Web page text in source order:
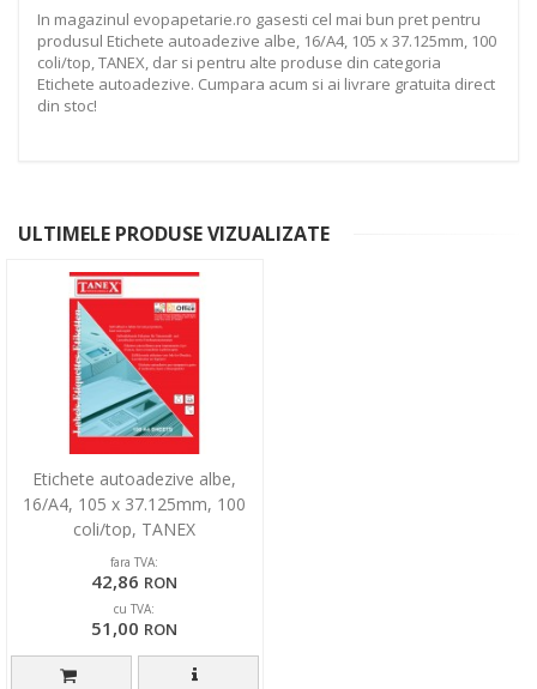
In magazinul evopapetarie.ro gasesti cel mai bun pret pentru
produsul Etichete autoadezive albe, 16/A4, 105 x 37.125mm, 100
coli/top, TANEX, dar si pentru alte produse din categoria
Etichete autoadezive. Cumpara acum si ai livrare gratuita direct
din stoc!
ULTIMELE PRODUSE VIZUALIZATE
Etichete autoadezive albe,
16/A4, 105 x 37.125mm, 100
coli/top, TANEX
fara TVA:
42,86 RON
cu TVA:
51,00 RON